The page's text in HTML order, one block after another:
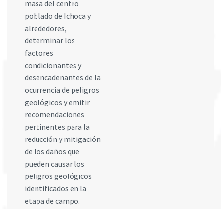
masa del centro
poblado de Ichoca y
alrededores,
determinar los
factores
condicionantes y
desencadenantes de la
ocurrencia de peligros
geológicos y emitir
recomendaciones
pertinentes para la
reducción y mitigación
de los daños que
pueden causar los
peligros geológicos
identificados en la
etapa de campo.